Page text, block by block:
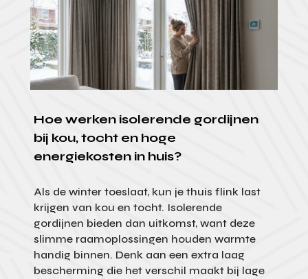
Hoe werken isolerende gordijnen
bij kou, tocht en hoge
energiekosten in huis?
Als de winter toeslaat, kun je thuis flink last
krijgen van kou en tocht. Isolerende
gordijnen bieden dan uitkomst, want deze
slimme raamoplossingen houden warmte
handig binnen. Denk aan een extra laag
bescherming die het verschil maakt bij lage